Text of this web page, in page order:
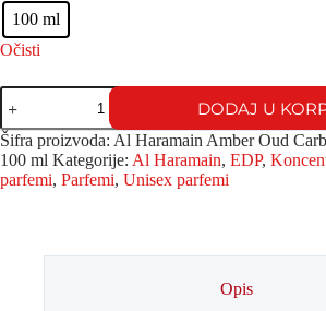
100 ml
Očisti
DODAJ U
Šifra proizvoda: Al Haramain Amber Oud
100 ml Kategorije: Al Haramain, EDP,
parfemi, Parfemi, Unisex parfemi
Opis